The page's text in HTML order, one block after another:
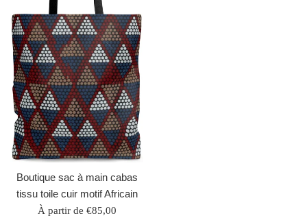
Boutique sac à main cabas
tissu toile cuir motif Africain
À partir de €85,00